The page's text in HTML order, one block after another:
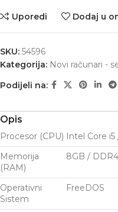
Uporedi Dodaj u
SKU: 54596
Kategorija: Novi računari -
Podijeli na:
Opis
Procesor (CPU) Intel Core
Memorija
(RAM)
8GB /
Operativni
Sistem
FreeDOS